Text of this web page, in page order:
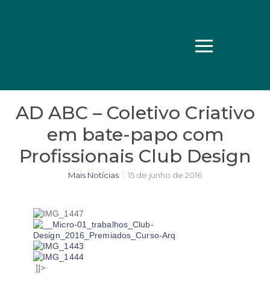
AD ABC – Coletivo Criativo
em bate-papo com
Profissionais Club Design
Mais Notícias 15 de junho de 2016
]]>